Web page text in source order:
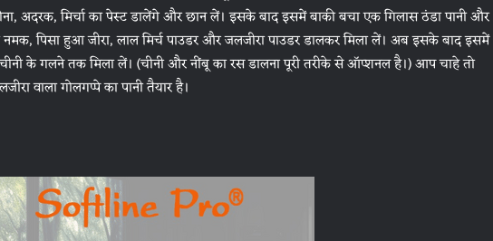
अदरक, मिर्चा का पेस्ट डालेंगे और छान लें। इसके बाद इसमें बाकी बचा एक गिलास ठंडा पानी और
पिसा हुआ जीरा, लाल मिर्च पाउडर और जलजीरा पाउडर डालकर मिला लें। अब इसके बाद इसमें
के गलने तक मिला लें। (चीनी और नींबू का रस डालना पूरी तरीके से ऑप्शनल है।) आप चाहे तो
वाला गोलगप्पे का पानी तैयार है।